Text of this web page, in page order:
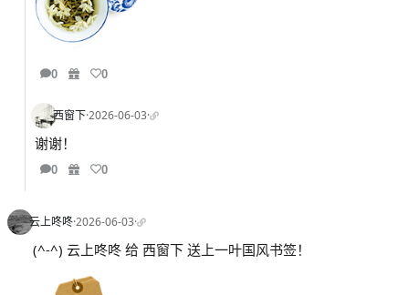
0 0
西窗下·2026-06-03·
谢谢！
0 0
云上咚咚·2026-06-03·
(^-^) 云上咚咚 给 西窗下 送上一叶国风书签！